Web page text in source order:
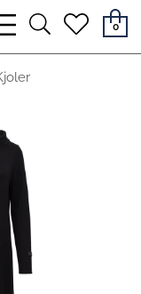
bars
light
searchheart
0